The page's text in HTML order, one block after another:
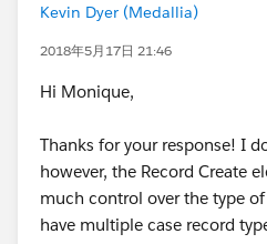
Kevin Dyer (Medallia)
2018年5月17日 21:46
Hi Monique,
Thanks for your response! I
however, the Record Create
much control over the type
have multiple case record